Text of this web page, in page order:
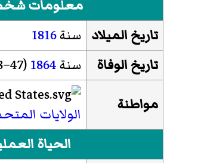
معلومات
تاريخ الميلاد سنة1816
تاريخ الوفاة
سنة1864 (47–48 سنة)
مواطنة
الولايات
الحياة